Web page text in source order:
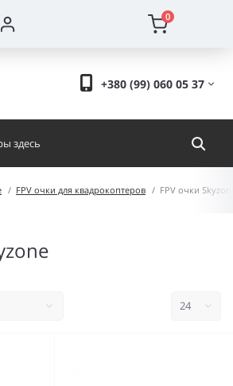
0
+380 (99) 060 05 37
FPV очки для квадрокоптеров FPV очки